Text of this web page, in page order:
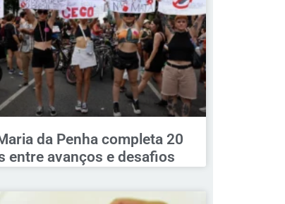
da Penha completa 20
entre avanços e desafios